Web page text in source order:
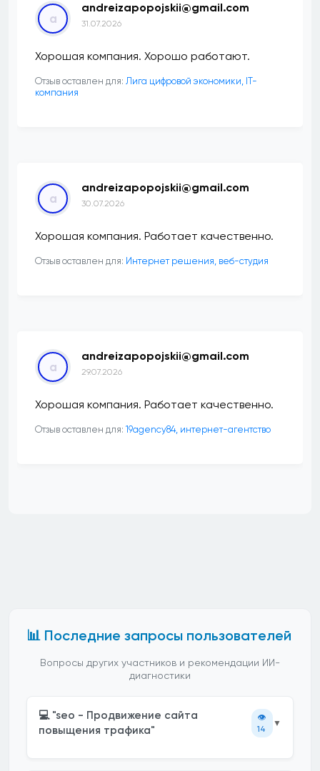
a
andreizapopojskii@gmail.com
31.07.2026
Хорошая компания. Хорошо работают.
Отзыв оставлен для: Лига цифровой экономики, IT-
компания
a
andreizapopojskii@gmail.com
30.07.2026
Хорошая компания. Работает качественно.
Отзыв оставлен для: Интернет решения, веб-студия
a
andreizapopojskii@gmail.com
29.07.2026
Хорошая компания. Работает качественно.
Отзыв оставлен для: 19agency84, интернет-агентство
📊 Последние запросы пользователей
Вопросы других участников и рекомендации ИИ-
диагностики
💻 "seo - Продвижение сайта
повыщения трафика"
👁️
14
▼